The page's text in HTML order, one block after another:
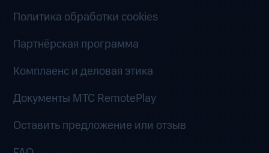
Политика обработки cookies
Партнёрская программа
Комплаенс и деловая этика
Документы MTC RemotePlay
Оставить предложение или отзыв